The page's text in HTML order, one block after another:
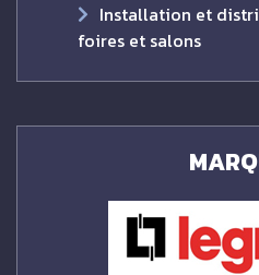
Installation et
foires et salons